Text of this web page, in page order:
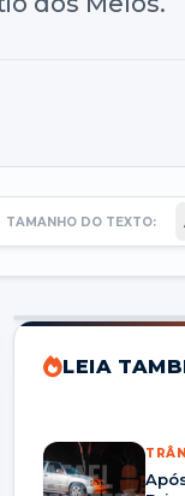
TAMANHO DO TEXTO:
LEIA